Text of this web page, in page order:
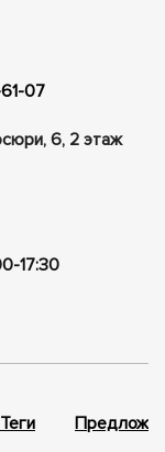
07
​​6, 2 этаж
17:30